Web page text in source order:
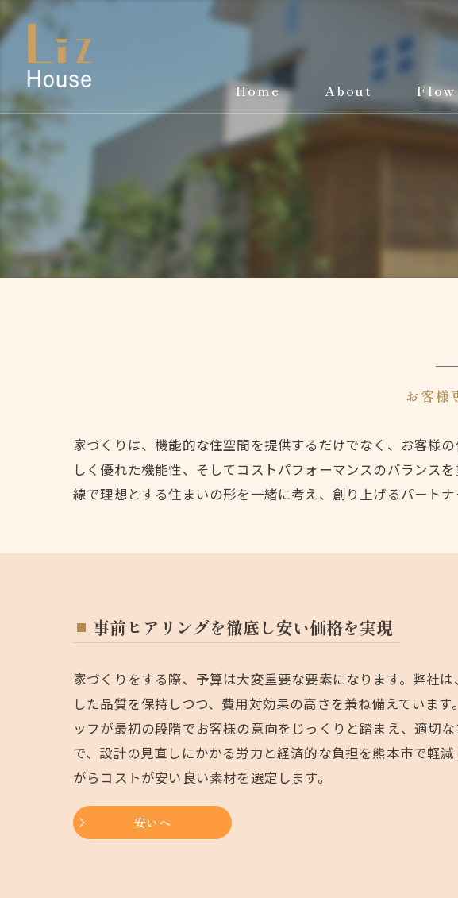
Home About Flow
お客様
家づくりは、機能的な住空間を提供するだけでなく、お客様
しく優れた機能性、そしてコストパフォーマンスのバランス
線で理想とする住まいの形を一緒に考え、創り上げるパート
事前ヒアリングを徹底し安い価格を実現
家づくりをする際、予算は大変重要な要素になります。弊社
した品質を保持しつつ、費用対効果の高さを兼ね備えていま
ッフが最初の段階でお客様の意向をじっくりと踏まえ、適切
で、設計の見直しにかかる労力と経済的な負担を熊本市で軽
がらコストが安い良い素材を選定します。
安いへ